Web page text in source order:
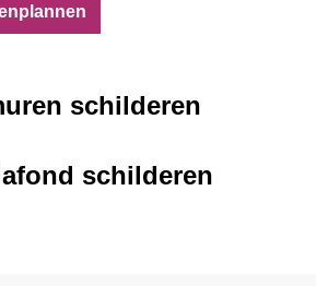
schilderen
schilderen